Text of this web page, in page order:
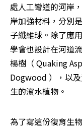
處人工彎道的河岸
岸加強材料，分別
子纖維球。除了應
學會也設計在河道
楊樹（ Quaking
Dogwood ），以
生的濱水植物。
為了寫這份復育生